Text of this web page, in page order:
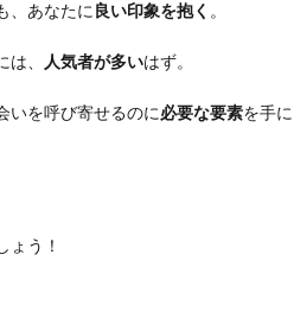
、あなたに 良い印象を抱く 。
、 人気者が多いはず。
いを呼び寄せるのに必要な要素を手に
ょう！